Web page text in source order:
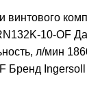
винтового
10-OF
л/мин
Бренд